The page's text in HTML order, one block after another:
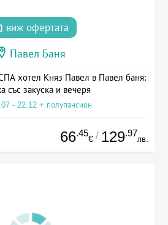
виж офертата
Павел Баня
хотел Княз Павел в Павел баня:
със закуска и вечеря
- 22.12 + полупансион
66.45
€ / 129.97
лв.